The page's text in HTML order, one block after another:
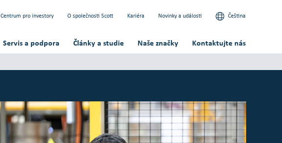
Centrum pro investory O společnosti Scott Kariéra Novinky a události Čeština
Servis a podpora Články a studie Naše značky Kontaktujte nás